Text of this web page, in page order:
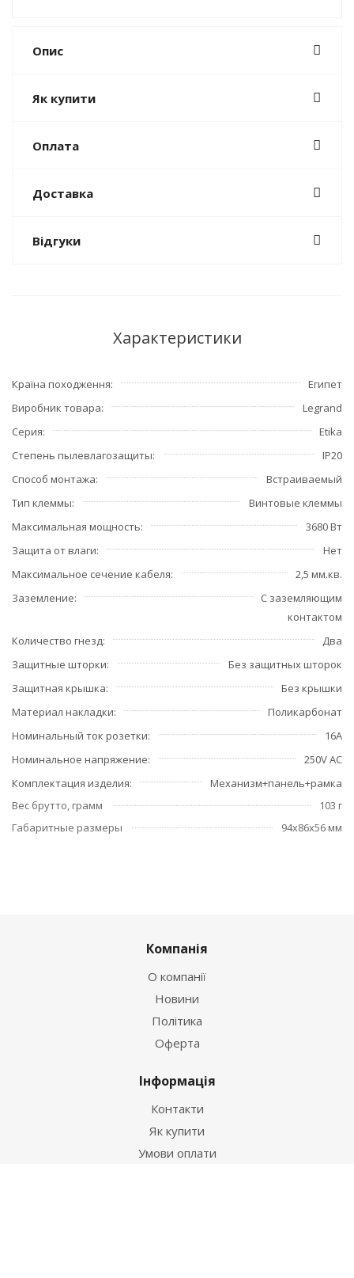
Опис
Як купити
Оплата
Доставка
Відгуки
Характеристики
Країна походження
Египет
Виробник товара
Legrand
Серия
Etika
Степень пылевлагозащиты
IP20
Способ монтажа
Встраиваемый
Тип клеммы
Винтовые клеммы
Максимальная мощность
3680 Вт
Защита от влаги
Нет
Максимальное сечение кабеля
2,5 мм.кв.
Заземление
С заземляющим
контактом
Количество гнезд
Два
Защитные шторки
Без защитных шторок
Защитная крышка
Без крышки
Материал накладки
Поликарбонат
Номинальный ток розетки
16А
Номинальное напряжение
250V AC
Комплектация изделия
Механизм+панель+рамка
Вес брутто, грамм
103 г
Габаритные размеры
94x86x56 мм
Компанія
О компанії
Новини
Політика
Оферта
Інформація
Контакти
Як купити
Умови оплати